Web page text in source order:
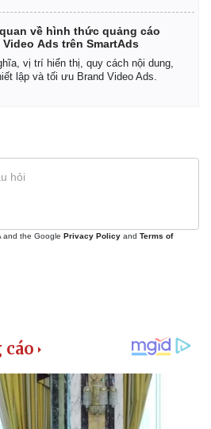
về hình thức quảng cáo
Video Ads trên SmartAds
vị trí hiển thị, quy cách nội dung,
lập và tối ưu Brand Video Ads.
and the Google Privacy Policy and Terms of